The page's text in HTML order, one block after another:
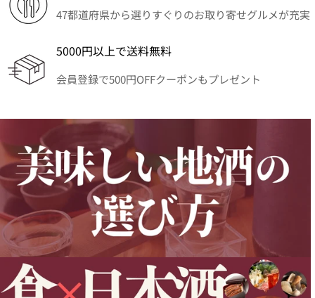
47都道府県から選りすぐりのお取り寄せグルメが充実
5000円以上で送料無料
会員登録で500円OFFクーポンもプレゼント